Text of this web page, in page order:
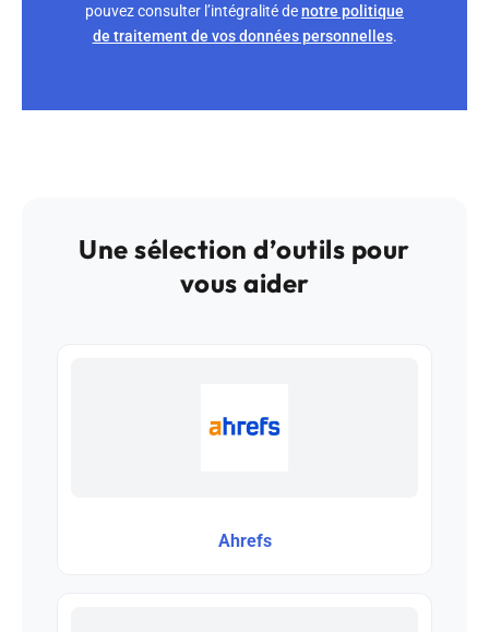
pouvez consulter l’intégralité denotre politique
de traitement de vos données personnelles.
Une sélection d’outils pour
vous aider
Ahrefs